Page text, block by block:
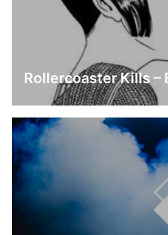
Rollercoaster Kills –